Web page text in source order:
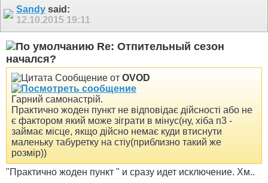
Sandy said:
12.10.2015 19:11
Re: Отпительный сезон
начался?
Сообщение от OVOD
Гарний самонастрій.
Практично жоден пункт не відповідає дійсності або не
є фактором який може зіграти в мінус(ну, хіба п3 -
займає місце, якщо дійсно немає куди втиснути
маленьку табуретку на стіу(приблизно такий же
розмір))
"Практично жоден пункт " и сразу идет исключение. Хм..